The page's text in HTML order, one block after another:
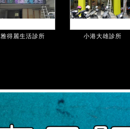
雅得麗生活診所 小港大雄診所